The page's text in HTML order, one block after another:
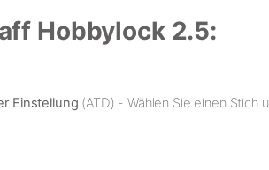
Hobbylock 2.5:
Einstellung (ATD) - Wählen Sie einen Stich